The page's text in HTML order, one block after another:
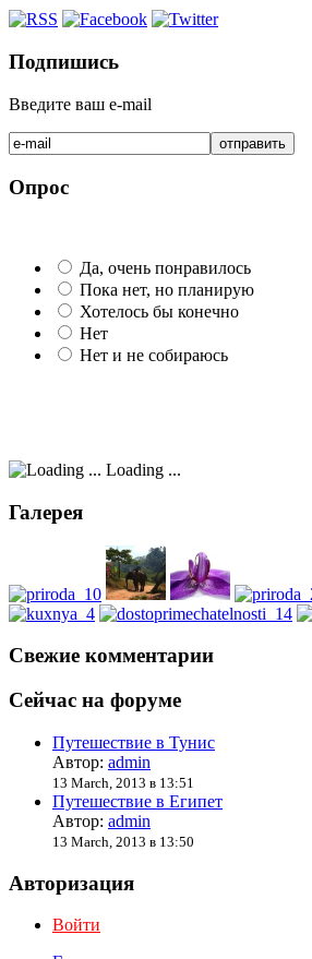
Подпишись
Введите ваш e-mail
Опрос
Да, очень понравилось
Пока нет, но планирую
Хотелось бы конечно
Нет
Нет и не собираюсь
Loading ...
Галерея
Свежие комментарии
Сейчас на форуме
Путешествие в Тунис
Автор: admin
13 March, 2013 в 13:51
Путешествие в Египет
Автор: admin
13 March, 2013 в 13:50
Авторизация
Войти